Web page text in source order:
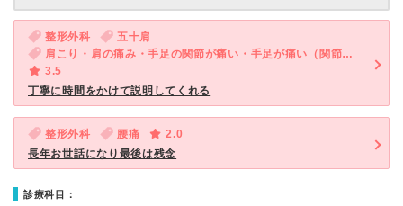
整形外科
五十肩
肩こり・肩の痛み・手足の関節が痛い・手足が痛い（関節を除く）
3.5
丁寧に時間をかけて説明してくれる
整形外科 腰痛
2.0
長年お世話になり最後は残念
診療科目：